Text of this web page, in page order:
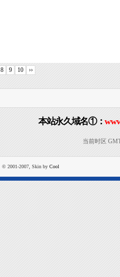
8 9 10 ››
本站永久域名①：
当前时区
© 2001-2007, Skin by Cool